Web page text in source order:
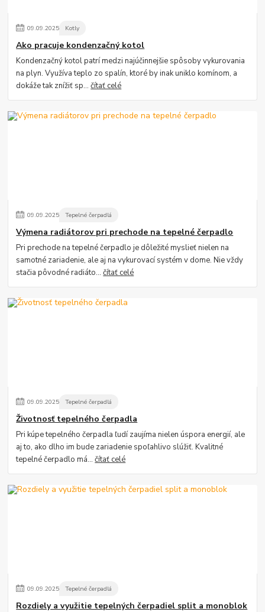
09.09.2025 Kotly
Ako pracuje kondenzačný kotol
Kondenzačný kotol patrí medzi najúčinnejšie spôsoby vykurovania
na plyn. Využíva teplo zo spalín, ktoré by inak uniklo komínom, a
dokáže tak znížiť sp...čítať celé
09.09.2025 Tepelné čerpadlá
Výmena radiátorov pri prechode na tepelné čerpadlo
Pri prechode na tepelné čerpadlo je dôležité myslieť nielen na
samotné zariadenie, ale aj na vykurovací systém v dome. Nie vždy
stačia pôvodné radiáto...čítať celé
09.09.2025 Tepelné čerpadlá
Životnosť tepelného čerpadla
Pri kúpe tepelného čerpadla ľudí zaujíma nielen úspora energií, ale
aj to, ako dlho im bude zariadenie spoľahlivo slúžiť. Kvalitné
tepelné čerpadlo má...čítať celé
09.09.2025 Tepelné čerpadlá
Rozdiely a využitie tepelných čerpadiel split a monoblok